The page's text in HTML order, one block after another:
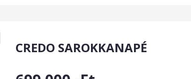
CREDO SAROKKANAPÉ